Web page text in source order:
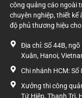
công quảng cáo ngoài
chuyên nghiệp, thiết
độ phủ thương hiệu
Địa chỉ: Số 44B,
Xuân, Hanoi,
Chi nhánh HCM: Số
Xưởng thi công
Tứ Hiệp, Thanh Trì,